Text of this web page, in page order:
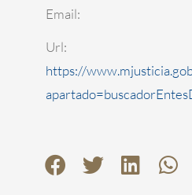
Email:
Url:
https://